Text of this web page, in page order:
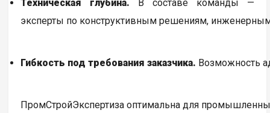
Техническая глубина. В составе команды —
эксперты по конструктивным решениям,
Гибкость под требования заказчика. Возможность
ПромСтройЭкспертиза оптимальна для